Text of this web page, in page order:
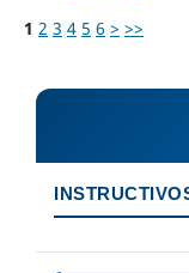
1 2 3 4 5 6 > >>